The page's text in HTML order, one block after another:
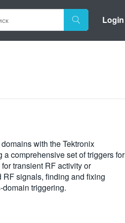
Login
with the Tektronix
a comprehensive set of triggers for
transient RF activity or
signals, finding and fixing
triggering.